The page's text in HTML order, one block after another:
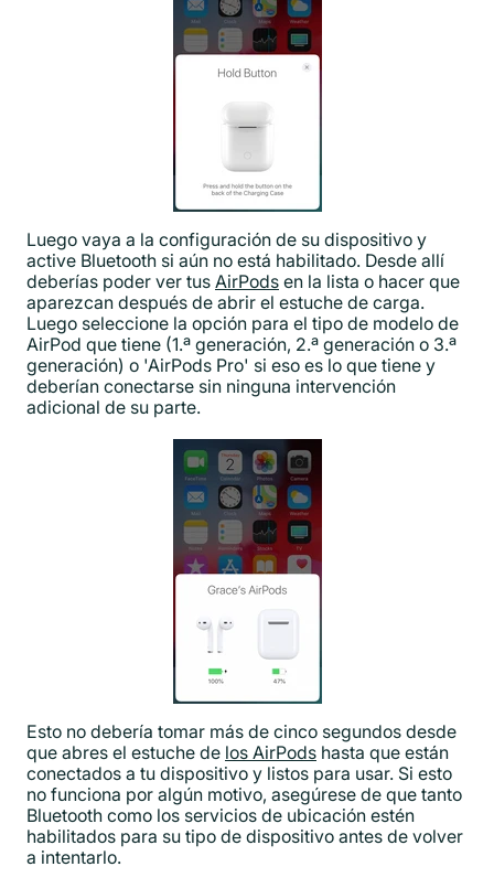
Luego vaya a la configuración de su dispositivo y
active Bluetooth si aún no está habilitado. Desde allí
deberías poder ver tus AirPods en la lista o hacer que
aparezcan después de abrir el estuche de carga.
Luego seleccione la opción para el tipo de modelo de
AirPod que tiene (1.ª generación, 2.ª generación o 3.ª
generación) o 'AirPods Pro' si eso es lo que tiene y
deberían conectarse sin ninguna intervención
adicional de su parte.
Esto no debería tomar más de cinco segundos desde
que abres el estuche de los AirPods hasta que están
conectados a tu dispositivo y listos para usar. Si esto
no funciona por algún motivo, asegúrese de que tanto
Bluetooth como los servicios de ubicación estén
habilitados para su tipo de dispositivo antes de volver
a intentarlo.